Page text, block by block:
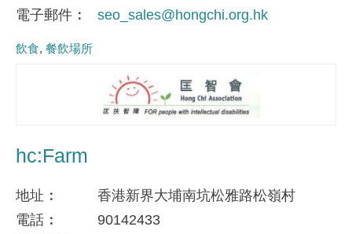
電子郵件
seo_sales@hongchi.org.hk
飲食 餐飲場所
hc:Farm
地址
香港新界大埔南坑松雅路松嶺村
電話
90142433